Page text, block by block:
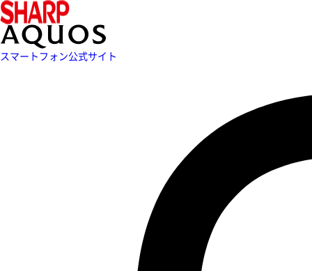
スマートフォン公式サイト